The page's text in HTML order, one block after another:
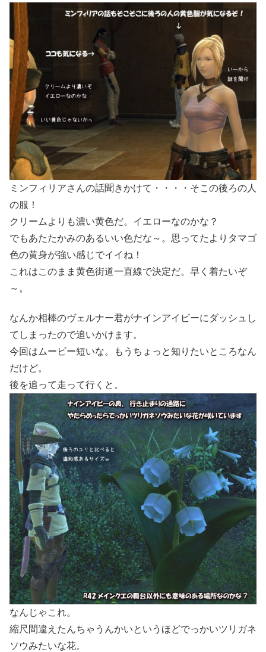
ミンフィリアさんの話聞きかけて・・・・そこの後ろの人
の服！
クリームよりも濃い黄色だ。イエローなのかな？
でもあたたかみのあるいい色だな～。思ってたよりタマゴ
色の黄身が強い感じでイイね！
これはこのまま黄色街道一直線で決定だ。早く着たいぞ
～。
なんか相棒のヴェルナー君がナインアイビーにダッシュし
てしまったので追いかけます。
今回はムービー短いな。もうちょっと知りたいところなん
だけど。
後を追って走って行くと。
なんじゃこれ。
縮尺間違えたんちゃうんかいというほどでっかいツリガネ
ソウみたいな花。